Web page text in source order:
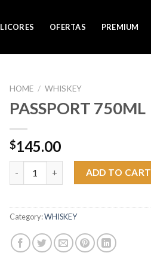
LICORES OFERTAS PREMIUM
HOME / WHISKEY
PASSPORT 750ML
$145.00
PASSPORT 750ML quantity
ADD TO CART
Category:WHISKEY